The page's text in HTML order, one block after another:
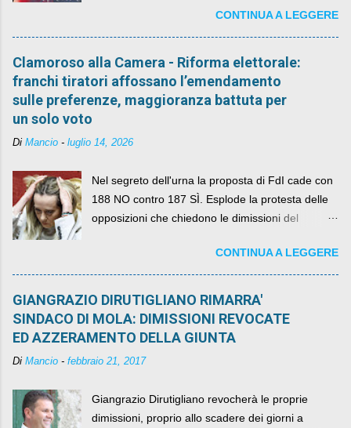
CONTINUA A LEGGERE
Clamoroso alla Camera - Riforma elettorale:
franchi tiratori affossano l’emendamento
sulle preferenze, maggioranza battuta per
un solo voto
Di Mancio - luglio 14, 2026
Nel segreto dell'urna la proposta di FdI cade con
188 NO contro 187 SÌ. Esplode la protesta delle
opposizioni che chiedono le dimissioni del
CONTINUA A LEGGERE
GIANGRAZIO DIRUTIGLIANO RIMARRA'
SINDACO DI MOLA: DIMISSIONI REVOCATE
ED AZZERAMENTO DELLA GIUNTA
Di Mancio - febbraio 21, 2017
Giangrazio Dirutigliano revocherà le proprie
dimissioni, proprio allo scadere dei giorni a